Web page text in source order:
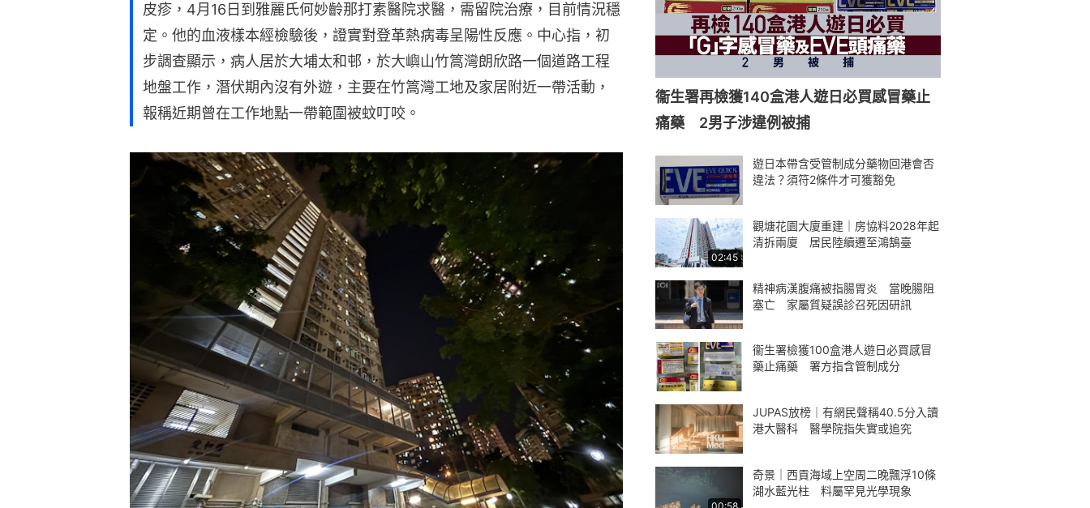
皮疹，4月16日到雅麗氏何妙齡那打素醫院求醫，需留院治療，目前情況穩
定。他的血液樣本經檢驗後，證實對登革熱病毒呈陽性反應。中心指，初
步調查顯示，病人居於大埔太和邨，於大嶼山竹篙灣朗欣路一個道路工程
地盤工作，潛伏期內沒有外遊，主要在竹篙灣工地及家居附近一帶活動，
報稱近期曾在工作地點一帶範圍被蚊叮咬。
衞生署再檢獲140盒港人遊日必買感冒藥止
痛藥 2男子涉違例被捕
遊日本帶含受管制成分藥物回港會否
違法？須符2條件才可獲豁免
02:45
觀塘花園大廈重建｜房協料2028年起
清拆兩廈 居民陸續遷至鴻鵠臺
精神病漢腹痛被指腸胃炎 當晚腸阻
塞亡 家屬質疑誤診召死因研訊
衞生署檢獲100盒港人遊日必買感冒
藥止痛藥 署方指含管制成分
JUPAS放榜｜有網民聲稱40.5分入讀
港大醫科 醫學院指失實或追究
00:58
奇景｜西貢海域上空周二晚飄浮10條
湖水藍光柱 料屬罕見光學現象